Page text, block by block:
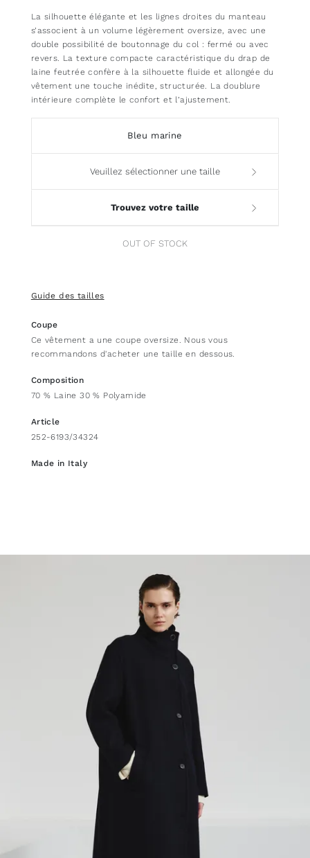
La silhouette élégante et les lignes droites du manteau
s’associent à un volume légèrement oversize, avec une
double possibilité de boutonnage du col : fermé ou avec
revers. La texture compacte caractéristique du drap de
laine feutrée confère à la silhouette fluide et allongée du
vêtement une touche inédite, structurée. La doublure
intérieure complète le confort et l’ajustement.
Bleu marine
Veuillez sélectionner une taille
Trouvez votre taille
OUT OF STOCK
Guide des tailles
Coupe
Ce vêtement a une coupe oversize. Nous vous
recommandons d'acheter une taille en dessous.
Composition
70 % Laine 30 % Polyamide
Article
252-6193/34324
Made in Italy